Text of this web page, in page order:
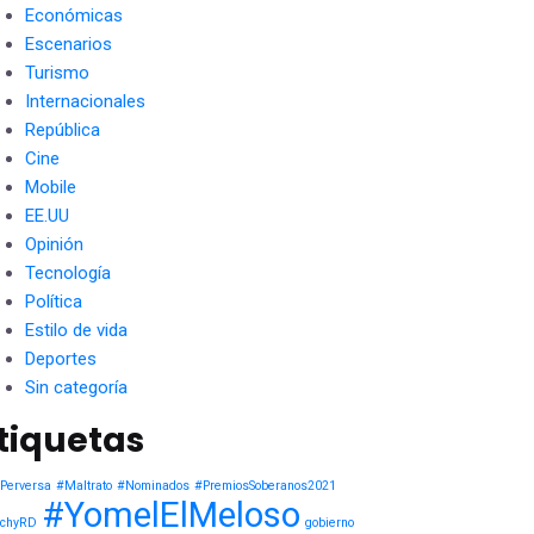
Económicas
Escenarios
Turismo
Internacionales
República
Cine
Mobile
EE.UU
Opinión
Tecnología
Política
Estilo de vida
Deportes
Sin categoría
#Maltrato #Nominados #PremiosSoberanos2021
#YomelElMeloso gobierno